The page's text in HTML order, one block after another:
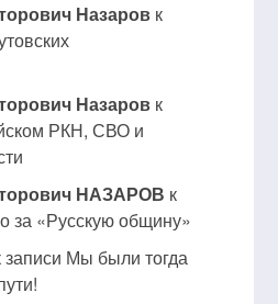
Назаровк
Назаровк
РКН, СВО и
НАЗАРОВ к
за «Русскую общину»
записи Мы были тогда